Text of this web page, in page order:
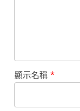
顯示名稱 *